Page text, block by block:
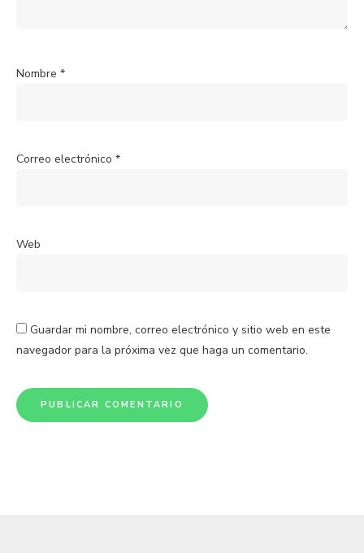
Nombre *
Correo electrónico *
Web
Guardar mi nombre, correo electrónico y sitio web en este
navegador para la próxima vez que haga un comentario.